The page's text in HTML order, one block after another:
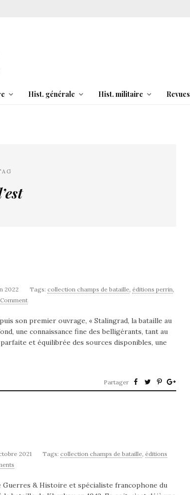
Hist. générale Hist. militaire Revues
2022 Tags: collection champs de bataille, éditions perrin,
Comment
son premier ouvrage, « Stalingrad, la bataille au
une connaissance fine des belligérants, tant au
et équilibrée des sources disponibles, une
Partager
2021 Tags: collection champs de bataille, éditions
Guerres & Histoire et spécialiste francophone du